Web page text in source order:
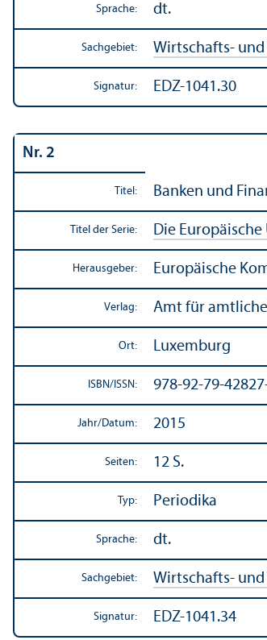
Sprache: dt.
Sachgebiet: Wirtschafts-
Signatur: EDZ-1041.30
Nr. 2
Titel: Banken und
Titel der Serie: Die
Herausgeber: Europäische
Verlag: Amt für
Ort: Luxemburg
ISBN/ ISSN: 978-92-79-
Jahr/Datum: 2015
Seiten: 12 S.
Typ: Periodika
Sprache: dt.
Sachgebiet: Wirtschafts-
Signatur: EDZ-1041.34